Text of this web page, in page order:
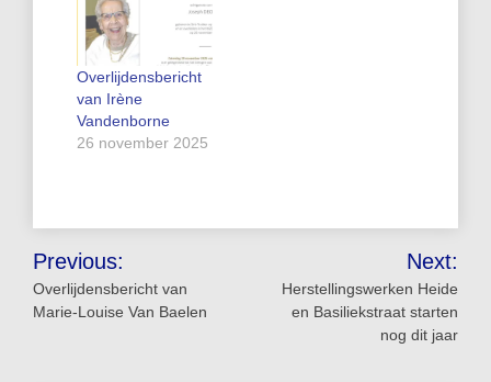
Overlijdensbericht
van Irène
Vandenborne
26 november 2025
Bericht
navigatie
Previous:
Overlijdensbericht van
Marie-Louise Van Baelen
Next:
Herstellingswerken Heide
en Basiliekstraat starten
nog dit jaar